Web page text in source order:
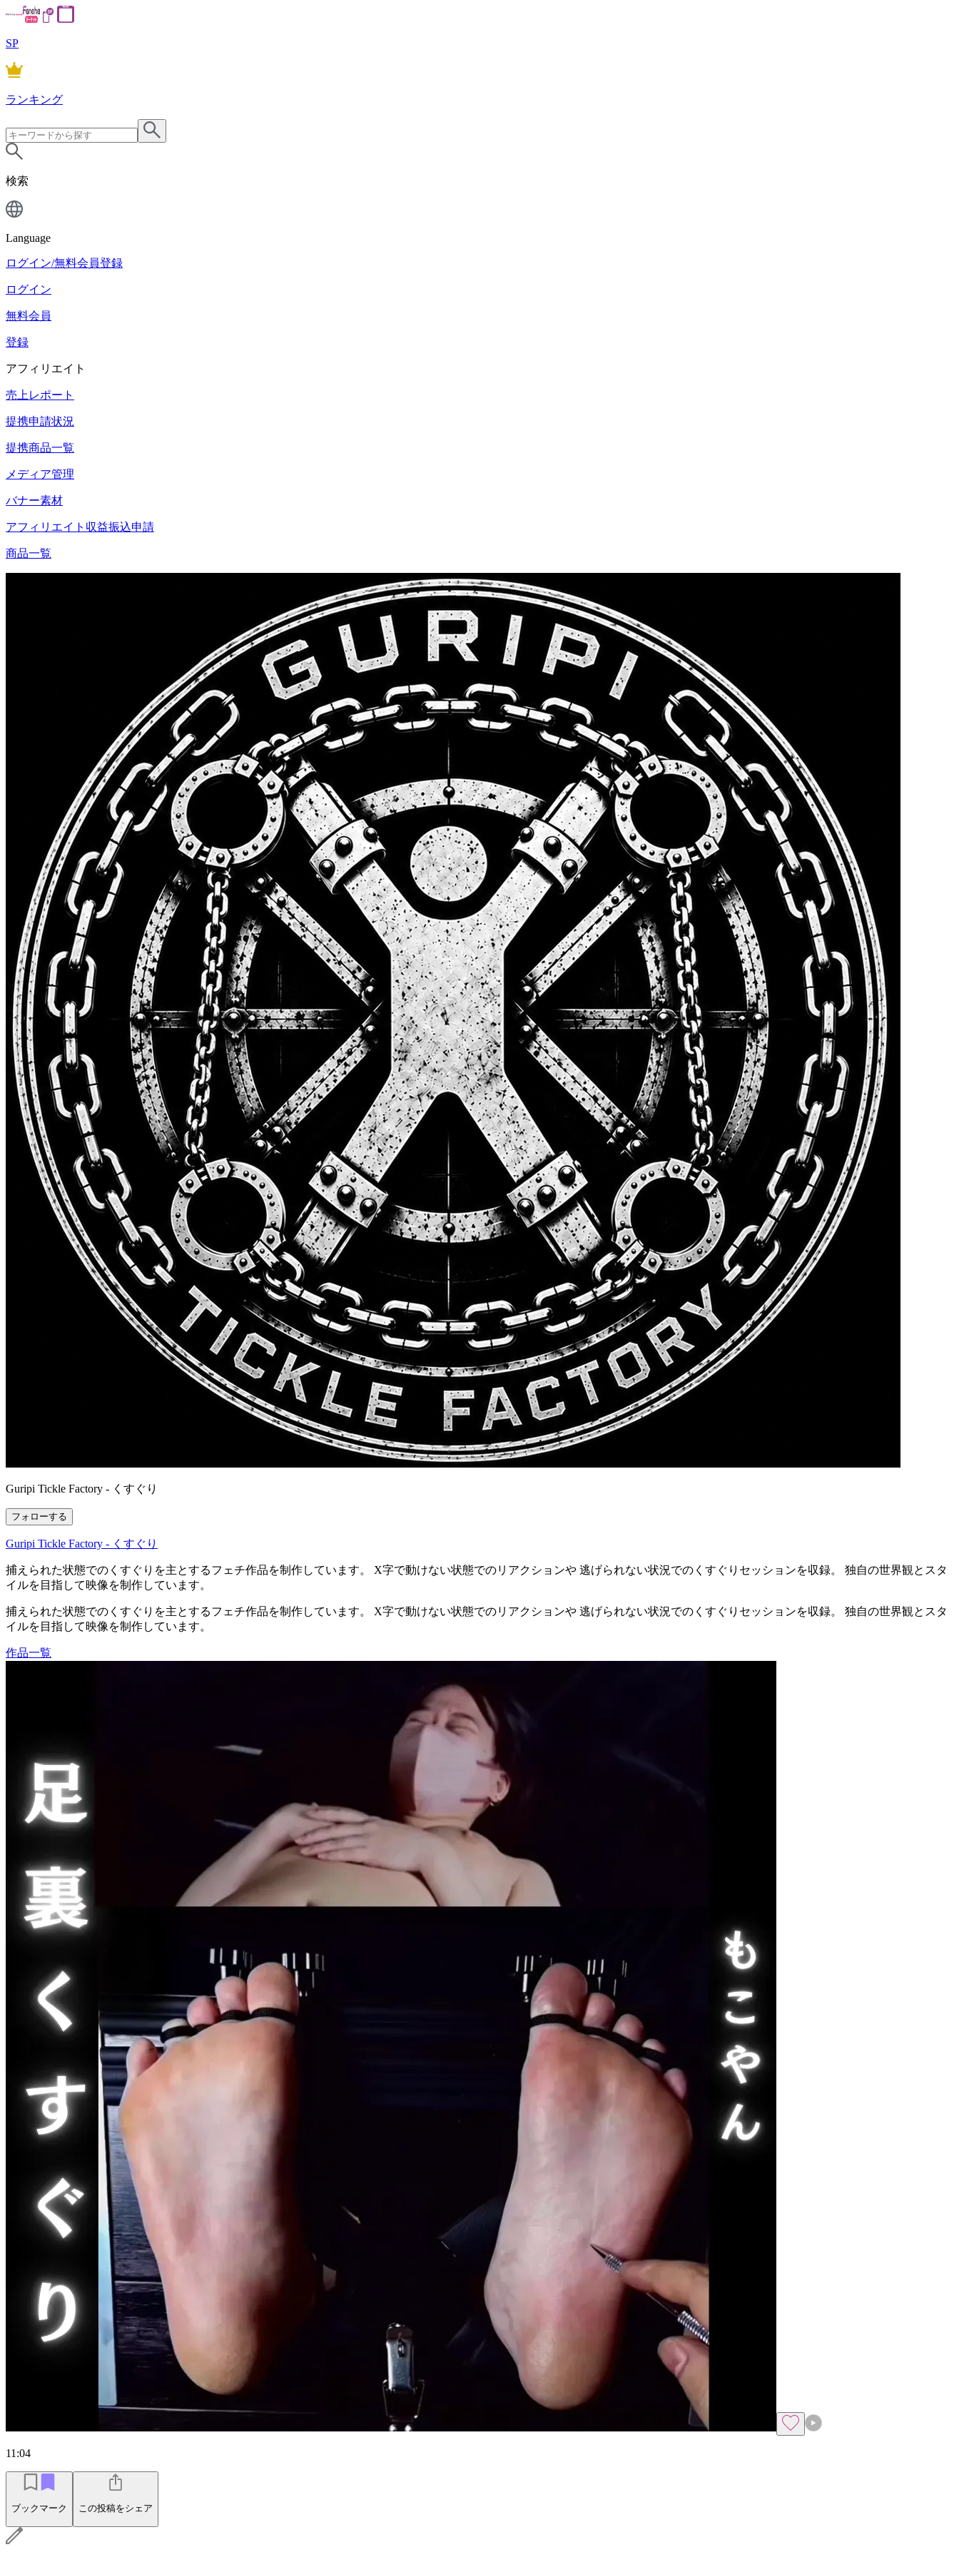
SP
ランキング
検索
Language
ログイン/無料会員登録
ログイン
無料会員
登録
アフィリエイト
売上レポート
提携申請状況
提携商品一覧
メディア管理
バナー素材
アフィリエイト収益振込申請
商品一覧
Guripi Tickle Factory - くすぐり
フォローする
Guripi Tickle Factory - くすぐり
捕えられた状態でのくすぐりを主とするフェチ作品を制作しています。 X字で動けない状態でのリアクションや 逃げられない状況でのくすぐりセッションを収録。 独自の世界観とスタ
イルを目指して映像を制作しています。
捕えられた状態でのくすぐりを主とするフェチ作品を制作しています。 X字で動けない状態でのリアクションや 逃げられない状況でのくすぐりセッションを収録。 独自の世界観とスタ
イルを目指して映像を制作しています。
作品一覧
11:04
ブックマーク この投稿をシェア